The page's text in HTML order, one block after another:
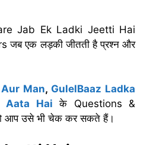
Jab Ek Ladki Jeetti Hai
जब एक लड़की जीतती है प्रश्न और
Man, GulelBaaz Ladka
Aata Hai के Questions &
आप उसे भी चेक कर सकते हैं।